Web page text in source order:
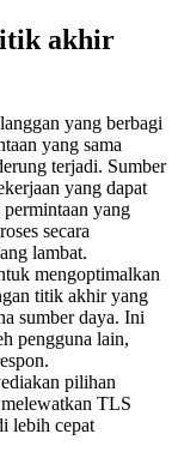
akhir
yang berbagi
yang sama
terjadi. Sumber
yang dapat
yang
secara
lambat.
mengoptimalkan
titik akhir yang
sumber daya. Ini
pengguna lain,
pilihan
TLS
lebih cepat